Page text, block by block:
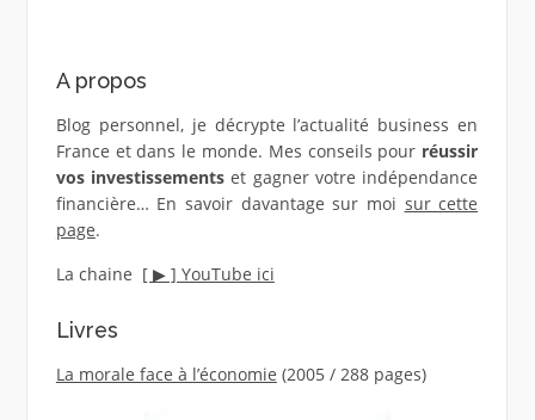
A propos
Blog personnel, je décrypte l’actualité business en
France et dans le monde. Mes conseils pour réussir
vos investissements et gagner votre indépendance
financière… En savoir davantage sur moi sur cette
page.
La chaine [ ▶︎ ] YouTube ici
Livres
La morale face à l’économie (2005 / 288 pages)